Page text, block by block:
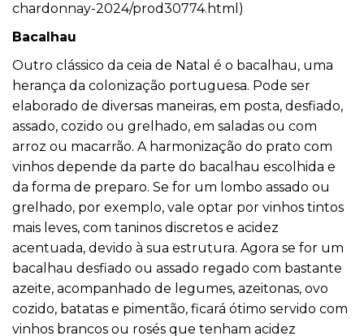
chardonnay-2024/prod30774.html )
Bacalhau
Outro clássico da ceia de Natal é o bacalhau, uma
herança da colonização portuguesa. Pode ser
elaborado de diversas maneiras, em posta, desfiado,
assado, cozido ou grelhado, em saladas ou com
arroz ou macarrão. A harmonização do prato com
vinhos depende da parte do bacalhau escolhida e
da forma de preparo. Se for um lombo assado ou
grelhado, por exemplo, vale optar por vinhos tintos
mais leves, com taninos discretos e acidez
acentuada, devido à sua estrutura. Agora se for um
bacalhau desfiado ou assado regado com bastante
azeite, acompanhado de legumes, azeitonas, ovo
cozido, batatas e pimentão, ficará ótimo servido com
vinhos brancos ou rosés que tenham acidez